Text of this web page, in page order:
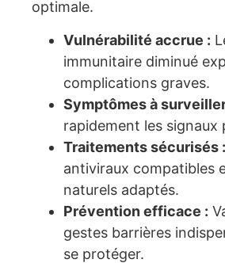
optimale.
Vulnérabilité accrue :
immunitaire diminué
complications graves.
Symptômes à
rapidement les signaux
Traitements sécurisés :
antiviraux compatibles
naturels adaptés.
Prévention efficace :
gestes barrières
se protéger.